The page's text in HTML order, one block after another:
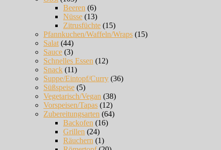
Beeren (6)
Nüsse (13)
Zitrusfüchte (15)
Pfannkuchen/Waffeln/Wraps (15)
Salat (44)
Sauce (3)
Schnelles Essen (12)
Snack (11)
Suppe/Eintopf/Curry (36)
Süßspeise (5)
Vegetarisch/Vegan (38)
Vorspeisen/Tapas (12)
Zubereitungsarten (64)
Backofen (16)
Grillen (24)
Räuchern (1)